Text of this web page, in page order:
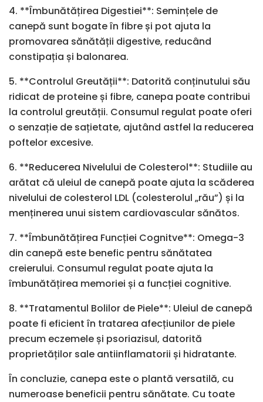
4. **Îmbunătățirea Digestiei**: Semințele de
canepă sunt bogate în fibre și pot ajuta la
promovarea sănătății digestive, reducând
constipația și balonarea.
5. **Controlul Greutății**: Datorită conținutului său
ridicat de proteine și fibre, canepa poate contribui
la controlul greutății. Consumul regulat poate oferi
o senzație de sațietate, ajutând astfel la reducerea
poftelor excesive.
6. **Reducerea Nivelului de Colesterol**: Studiile au
arătat că uleiul de canepă poate ajuta la scăderea
nivelului de colesterol LDL (colesterolul „rău”) și la
menținerea unui sistem cardiovascular sănătos.
7. **Îmbunătățirea Funcției Cognitve**: Omega-3
din canepă este benefic pentru sănătatea
creierului. Consumul regulat poate ajuta la
îmbunătățirea memoriei și a funcției cognitive.
8. **Tratamentul Bolilor de Piele**: Uleiul de canepă
poate fi eficient în tratarea afecțiunilor de piele
precum eczemele și psoriazisul, datorită
proprietăților sale antiinflamatorii și hidratante.
În concluzie, canepa este o plantă versatilă, cu
numeroase beneficii pentru sănătate. Cu toate